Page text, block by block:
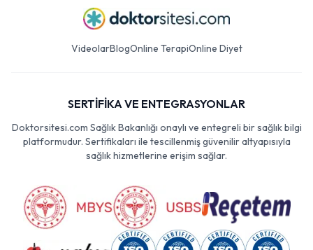
VideolarBlogOnline TerapiOnline Diyet
SERTİFİKA VE ENTEGRASYONLAR
Doktorsitesi.com Sağlık Bakanlığı onaylı ve entegreli bir sağlık bilgi
platformudur. Sertifikaları ile tescillenmiş güvenilir altyapısıyla
sağlık hizmetlerine erişim sağlar.